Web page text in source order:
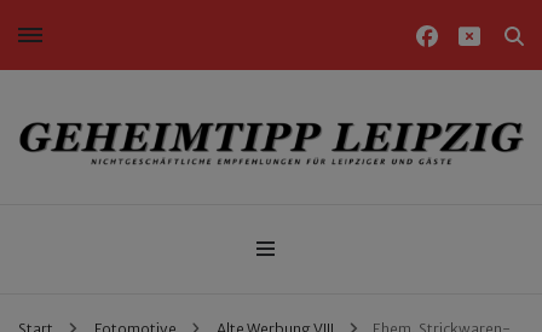
Nichtgeschäftliche Empfehlungen für Leipziger und Gäste